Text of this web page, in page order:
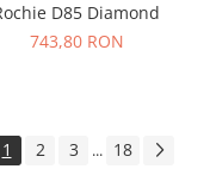
D85 Diamond
743,80 RON
1 2 3 ... 18